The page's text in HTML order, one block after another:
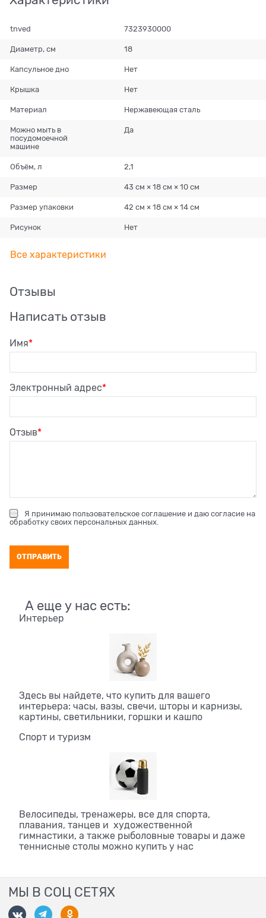
tnved 7323930000
Диаметр, см 18
Капсульное дно Нет
Крышка Нет
Материал Нержавеющая сталь
Можно мыть в
посудомоечной
машине
Да
Объём, л 2,1
Размер 43 см × 18 см × 10 см
Размер упаковки 42 см × 18 см × 14 см
Рисунок Нет
Все характеристики
Отзывы
Написать отзыв
Имя
Электронный адрес
Отзыв
Я принимаю пользовательское соглашение и даю согласие на
обработку своих персональных данных
А еще у нас есть:
Интерьер
Здесь вы найдете, что купить для вашего
интерьера: часы, вазы, свечи, шторы и карнизы,
картины, светильники, горшки и кашпо
Спорт и туризм
Велосипеды, тренажеры, все для спорта,
плавания, танцев и художественной
гимнастики, а также рыболовные товары и даже
теннисные столы можно купить у нас
МЫ В СОЦ СЕТЯХ